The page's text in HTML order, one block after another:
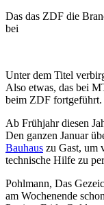
Das das ZDF die
bei
Unter dem Titel
Also etwas, das bei
beim ZDF fortgeführt.
Ab Frühjahr diesen
Den ganzen Januar
Bauhaus zu Gast, um
technische Hilfe zu
Pohlmann, Das
am Wochenende